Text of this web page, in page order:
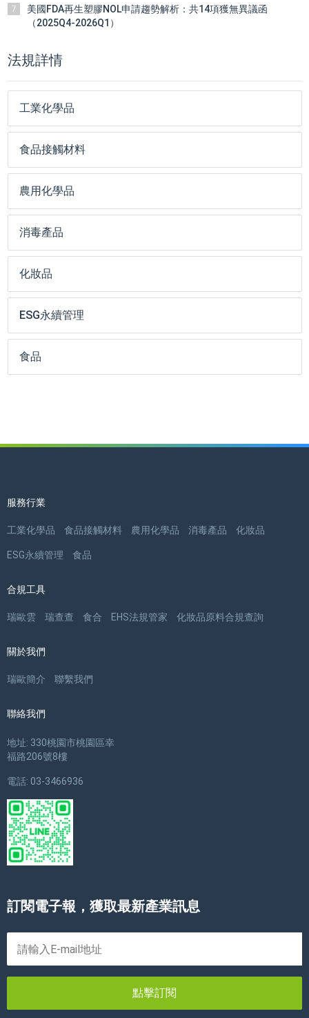
7
美國FDA再生塑膠NOL申請趨勢解析：共14項獲無異議函
（2025Q4-2026Q1）
法規詳情
工業化學品
食品接觸材料
農用化學品
消毒產品
化妝品
ESG永續管理
食品
服務行業
工業化學品 食品接觸材料 農用化學品 消毒產品 化妝品
ESG永續管理 食品
合規工具
瑞歐雲 瑞查查 食合 EHS法規管家 化妝品原料合規查詢
關於我們
瑞歐簡介 聯繫我們
聯絡我們
地址: 330桃園市桃園區幸
福路206號8樓
電話: 03-3466936
訂閱電子報，獲取最新產業訊息
點擊訂閱